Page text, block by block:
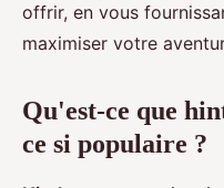
offrir, en vous
maximiser votre
Qu'est-ce que
ce si populaire ?